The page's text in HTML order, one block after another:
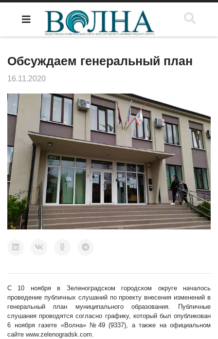
Обсуждаем генеральный план
16.11.2020
С 10 ноября в Зеленоградском городском округе началось
проведение публичных слушаний по проекту внесения изменений в
генеральный план муниципального образования. Публичные
слушания проводятся согласно графику, который был опубликован
6 ноября газете «Волна» №49 (9337), а также на официальном
сайте www.zelenogradsk.com.